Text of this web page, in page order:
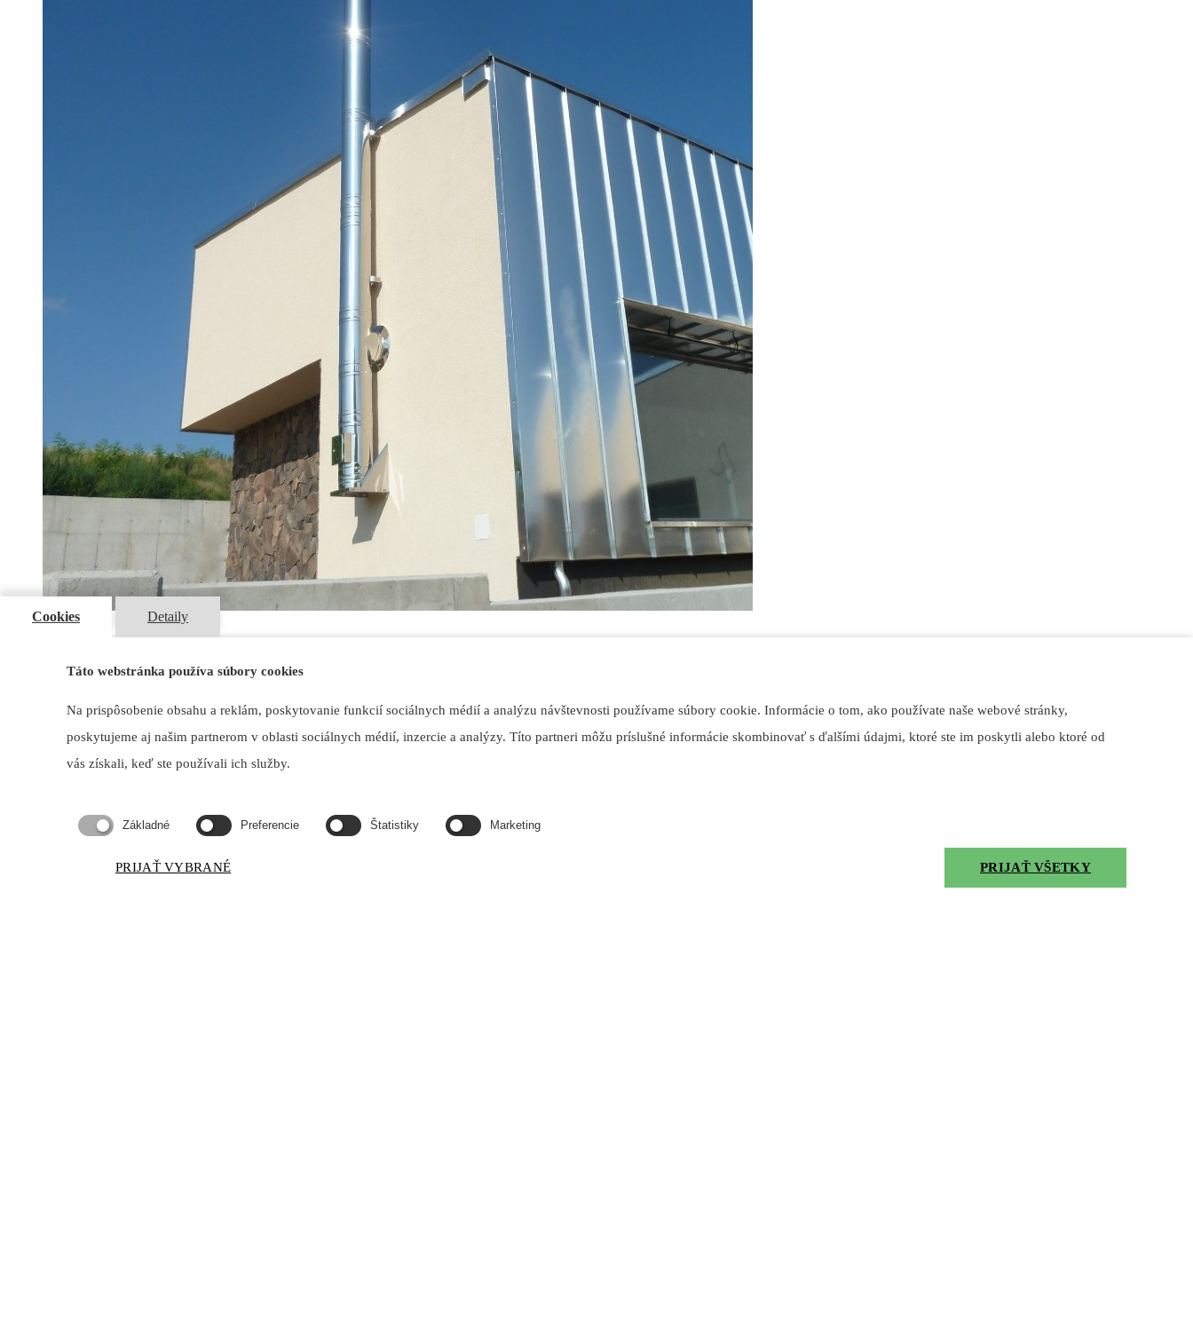
maxdetail@maxdetail.sk
+421 903 966 980
Biokrby Forma 800/1000 FLA4 790,790+/990,990+ - Planika
Forma 800/1000 FLA4 790,790+/990,990+-Planika | Otvorené ohnisko
Cookies Detaily
Táto webstránka používa súbory cookies
Na prispôsobenie obsahu a reklám, poskytovanie funkcií sociálnych médií a analýzu návštevnosti používame súbory cookie. Informácie o tom, ako používate naše webové stránky,
poskytujeme aj našim partnerom v oblasti sociálnych médií, inzercie a analýzy. Títo partneri môžu príslušné informácie skombinovať s ďalšími údajmi, ktoré ste im poskytli alebo ktoré od
vás získali, keď ste používali ich služby.
Základné Preferencie Štatistiky Marketing
PRIJAŤ VYBRANÉ PRIJAŤ VŠETKY